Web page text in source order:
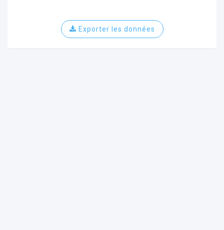
Exporter les données